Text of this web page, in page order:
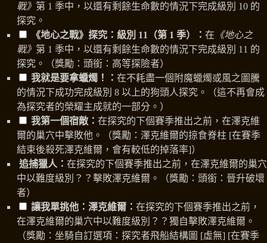
戰》 第 1 季中，以還有剩餘生命數的情況下完成級別 10 的
探究。
《地心之戰》探究：級別 11（第 1 季）： 在 《地心之
戰》 第 1 季中，以還有剩餘生命數的情況下完成級別 11 的
探究。（獎勵：頭銜：高等探險者）
我就是要拿蠟燭！： 在不耗盡一個附魔蠟燭或風之圖騰
的情況下成功完成級別 8 以上的狗頭人探究。（這不再會成
為探究者的榮耀主成就的一部分。）
我第一個宿敵： 在探究的下個賽季推出之前，在澤克維
爾的巢穴中擊敗他。（獎勵：澤克維爾的掠食脊柱 [在賽季
結束後殺死澤克維爾，會有較低的掉落率]）
追捕獵人： 在探究的下個賽季推出之前，在澤克維爾的巢穴
中以難度級別？？擊敗澤克維爾。（獎勵：頭銜：晉升破壞
者）
讓我單挑他：澤克維爾： 在探究的下個賽季推出之前，
在澤克維爾的巢穴中以難度級別？？獨自擊敗澤克維爾。
（獎勵：坐騎自訂選項：探究者飛船結構圖 [虛無] [在賽季